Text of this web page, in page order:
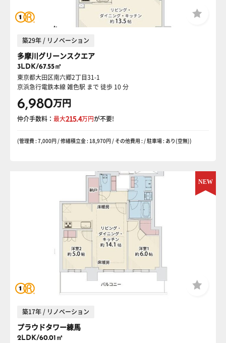
築29年 / リノベーション
多摩川グリーンスクエア
3LDK/67.55㎡
東京都大田区南六郷2丁目31-1
京浜急行電鉄本線 雑色駅 まで 徒歩 10 分
6,980万円
仲介手数料： 最大215.4万円が不要!
(管理費 : 7,000円 / 修繕積立金 : 18,970円 / その他費用 : / 駐車場 : あり(空無))
築17年 / リノベーション
プラウドタワー練馬
2LDK/60.01㎡